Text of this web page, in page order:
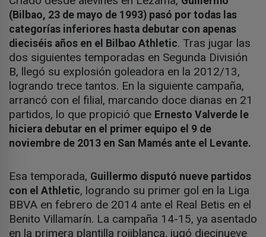
(Bilbao, 23 de mayo de 1993) pasó por todas las
categorías inferiores hasta debutar con apenas
dieciséis años en el Bilbao Athletic. Tras jugar las
dos siguientes temporadas en Segunda División
B, llegó su explosión goleadora en la 2012/13,
logrando trece tantos. En la siguiente campaña,
arrancó con el filial, marcando doce dianas en 21
partidos, lo que propició que Ernesto Valverde le
hiciera debutar en el primer equipo el 9 de
noviembre de 2013 en San Mamés ante el Levante.
Esa temporada, Guillermo disputó nueve partidos
con el Athletic, logrando su primer gol en la Liga
BBVA en febrero de 2014 ante el Real Betis en el
Benito Villamarín. La campaña 14-15, ya asentado
en la primera plantilla rojiblanca, jugó diecinueve